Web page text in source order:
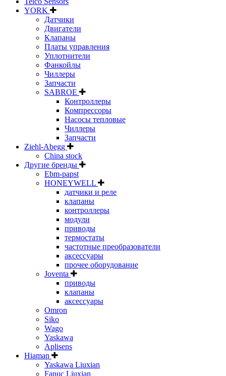
YORK
Датчики
Двигатели
Клапаны
Платы управления
Уплотнители
Фанкойлы
Чиллеры
Запчасти
SABROE
Контроллеры
Компрессоры
Насосы тепловые
Чиллеры
Запчасти
Ziehl-Abegg
China stock
Другие бренды
Ebm-papst
HONEYWELL
датчики и реле
клапаны
контроллеры
модули
приводы
термостаты
частотные преобразователи
аксессуары
прочее оборудование
Joventa
приводы
клапаны
аксессуары
Omron
Siko
Wago
Yaskawa
Aplisens
Hiaman
Yaskawa Liuxian
Fanuc Liuxian